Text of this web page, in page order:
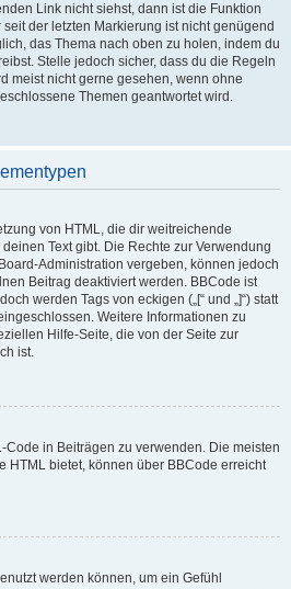
Link nicht siehst, dann ist die Funktion
der letzten Markierung ist nicht genügend
das Thema nach oben zu holen, indem du
Stelle jedoch sicher, dass du die Regeln
meist nicht gerne gesehen, wenn ohne
Themen geantwortet wird.
von HTML, die dir weitreichende
Text gibt. Die Rechte zur Verwendung
Administration vergeben, können jedoch
Beitrag deaktiviert werden. BBCode ist
werden Tags von eckigen („[“ und „]“) statt
Weitere Informationen zu
Hilfe-Seite, die von der Seite zur
ist.
Code in Beiträgen zu verwenden. Die meisten
HTML bietet, können über BBCode erreicht
werden können, um ein Gefühl